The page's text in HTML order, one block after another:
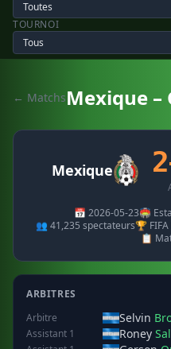
TOURNOI
← MatchsMexique –
Mexique
📅 2026-05-23🏟️
👥 41,235 spectateurs🏆
📋
ARBITRES
Arbitre
Selvin
Assistant 1 Roney